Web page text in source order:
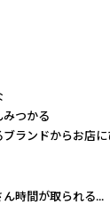
つかる
ランドからお店
時間が取られる...